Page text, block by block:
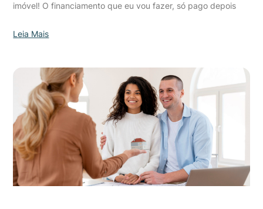
imóvel! O financiamento que eu vou fazer, só pago depois
Leia Mais